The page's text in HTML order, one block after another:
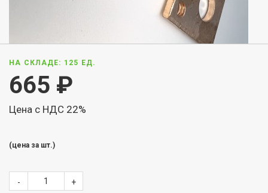
НА СКЛАДЕ: 125 ЕД.
665 ₽
Цена с НДС 22%
(цена за шт.)
- +